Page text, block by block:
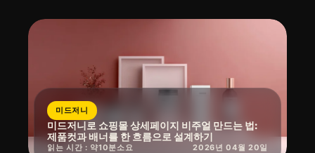
미드저니
미드저니로 쇼핑몰 상세페이지 비주얼 만드는 법:
제품컷과 배너를 한 흐름으로 설계하기
읽는 시간 : 약10분소요 2026년 04월 20일